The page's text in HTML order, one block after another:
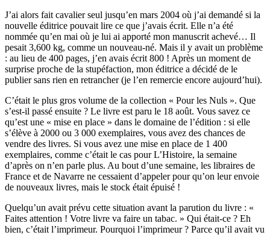
J’ai alors fait cavalier seul jusqu’en mars 2004 où j’ai demandé si la
nouvelle éditrice pouvait lire ce que j’avais écrit. Elle n’a été
nommée qu’en mai où je lui ai apporté mon manuscrit achevé… Il
pesait 3,600 kg, comme un nouveau-né. Mais il y avait un problème
: au lieu de 400 pages, j’en avais écrit 800 ! Après un moment de
surprise proche de la stupéfaction, mon éditrice a décidé de le
publier sans rien en retrancher (je l’en remercie encore aujourd’hui).
C’était le plus gros volume de la collection « Pour les Nuls ». Que
s’est-il passé ensuite ? Le livre est paru le 18 août. Vous savez ce
qu’est une « mise en place » dans le domaine de l’édition : si elle
s’élève à 2000 ou 3 000 exemplaires, vous avez des chances de
vendre des livres. Si vous avez une mise en place de 1 400
exemplaires, comme c’était le cas pour L’Histoire, la semaine
d’après on n’en parle plus. Au bout d’une semaine, les libraires de
France et de Navarre ne cessaient d’appeler pour qu’on leur envoie
de nouveaux livres, mais le stock était épuisé !
Quelqu’un avait prévu cette situation avant la parution du livre : «
Faites attention ! Votre livre va faire un tabac. » Qui était-ce ? Eh
bien, c’était l’imprimeur. Pourquoi l’imprimeur ? Parce qu’il avait vu